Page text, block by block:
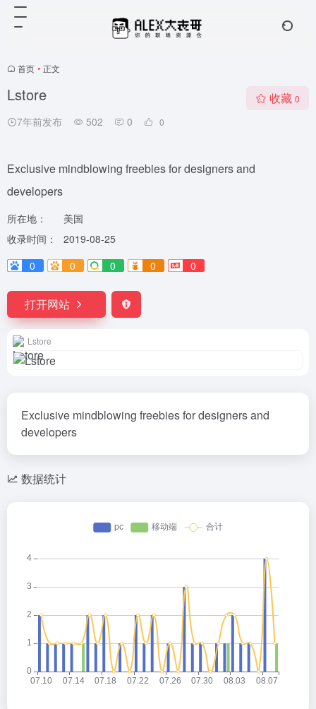
首页 • 正文
Lstore
7年前发布 502 0 0
收藏 0
Exclusive mindblowing freebies for designers and
developers
所在地：
美国
收录时间：
2019-08-25
0
0 0 0 0
打开网站
Lstore
Exclusive mindblowing freebies for designers and
developers
数据统计